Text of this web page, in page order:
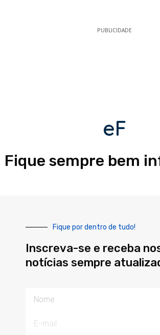
PUBLICIDADE
eF
Fique sempre bem
Fique por dentro de tudo!
Inscreva-se e receba
notícias sempre